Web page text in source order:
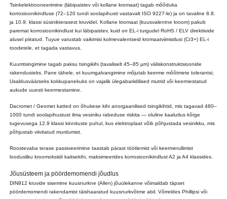
Tsinkelektrooneerimine (läbipaistev või kollane kromaat) tagab mõõduka
korrosioonikindluse (72–120 tundi soolapihusti vastavalt ISO 9227-le) ja on tavaline 8.8.
ja 10.9. klassi süsinikterasest kruvidel. Kollane kromaat (kuusvalentne kroom) pakub
paremat korrosioonikindlust kui läbipaistev, kuid on EL-i turgudel RoHS / ELV direktiivide
alusel piiratud. Tuyue varustab vaikimisi kolmevalentseid kromaatviimistlusi (Cr3+) EL-i
toodetele, et tagada vastavus.
Kuumtsingimine tagab paksu tsingikihi (tavaliselt 45–85 μm) väliskonstruktsioonide
rakendusteks. Pane tähele, et kuumgalvangimine mõjutab keerme mõõtmete tolerantsi;
Usaldusväärseks kokkupanekuks on vajalik ülegabariidilised mutrid või keermestatud
aukude uuesti keermestamine.
Dacromet / Geomet katted on õhukese kihi anorgaanilised tsingikihtid, mis tagavad 480–
1000 tundi soolapihustust ilma vesiniku rabeduse riskita — oluline kaalutlus kõrge
tugevusega 12.9 klassi kinnituste puhul, kus elektroplaat võib põhjustada vesinikku, mis
põhjustab viivitatud murdumist.
Roostevaba terase passiveerimine taastab pärast töötlemist või keermerullimist
loodusliku kroomoksiidi kaitsekihi, maksimeerides korrosioonikindlust A2 ja A4 klassides.
Jõusüsteem ja pöördemomendi jõudlus
DIN912 kruvide sisemine kuusnurkne (Allen) jõuülekanne võimaldab täpset
pöördemomendi rakendamist täishaaratud kuusnurkvõtme abil. Võrreldes Phillipsi või